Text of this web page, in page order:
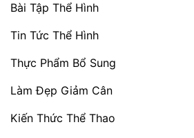
Bài Tập Thể Hình
Tin Tức Thể Hình
Thực Phẩm Bổ Sung
Làm Đẹp Giảm Cân
Kiến Thức Thể Thao